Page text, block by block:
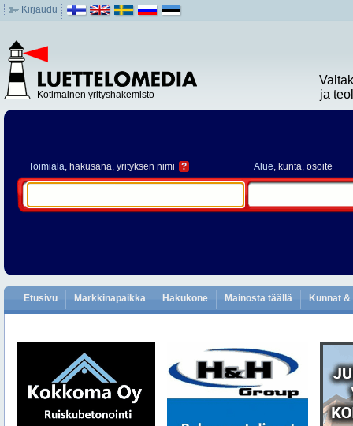
Kirjaudu
Kotimainen yrityshakemisto
ja
Toimiala, hakusana, yrityksen nimi ? Alue, kunta, osoite
Etusivu Markkinapaikka Hakukone Mainosta täällä Kunnat